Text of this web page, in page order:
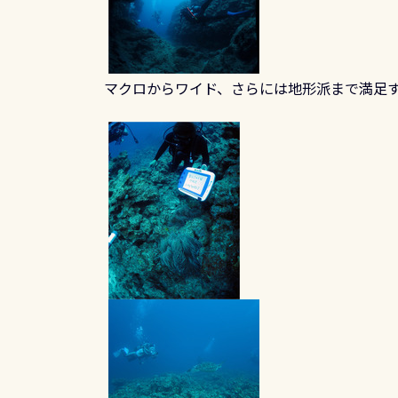
マクロからワイド、さらには地形派まで満足